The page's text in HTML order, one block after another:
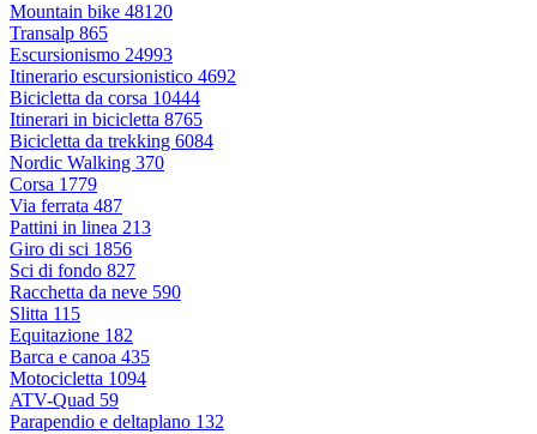
Mountain bike 48120
Transalp 865
Escursionismo 24993
Itinerario escursionistico 4692
Bicicletta da corsa 10444
Itinerari in bicicletta 8765
Bicicletta da trekking 6084
Nordic Walking 370
Corsa 1779
Via ferrata 487
Pattini in linea 213
Giro di sci 1856
Sci di fondo 827
Racchetta da neve 590
Slitta 115
Equitazione 182
Barca e canoa 435
Motocicletta 1094
ATV-Quad 59
Parapendio e deltaplano 132